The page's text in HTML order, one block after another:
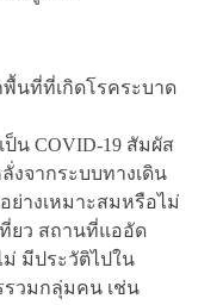
พื้นที่ที่เกิดโรคระบาด
น COVID-19 สัมผัส
งจากระบบทางเดิน
ย่างเหมาะสมหรือไม่
ยว สถานที่แออัด
มีประวัติไปใน
วมกลุ่มคน เช่น